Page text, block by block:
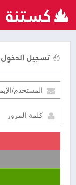
تسجيل الدخول